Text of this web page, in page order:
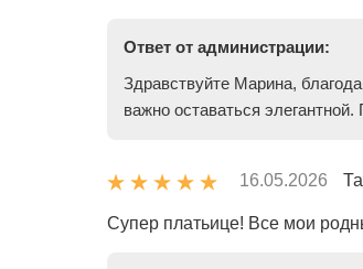
Ответ от администрации:
Здравствуйте Марина,
важно оставаться
16.05.2026
Супер платьице! Все мои